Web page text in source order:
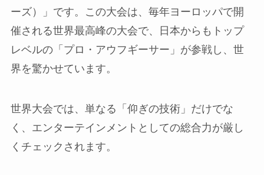
ーズ）」です。この大会は、毎年ヨーロッパで開
催される世界最高峰の大会で、日本からもトップ
レベルの「プロ・アウフギーサー」が参戦し、世
界を驚かせています。
世界大会では、単なる「仰ぎの技術」だけでな
く、エンターテインメントとしての総合力が厳し
くチェックされます。